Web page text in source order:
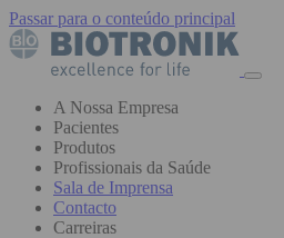
Passar para o conteúdo principal
A Nossa Empresa
Pacientes
Produtos
Profissionais da Saúde
Sala de Imprensa
Contacto
Carreiras